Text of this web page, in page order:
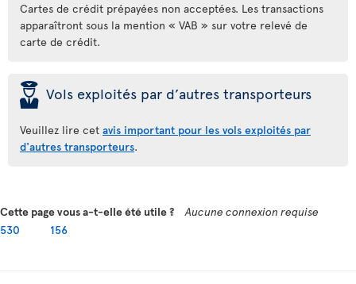
Cartes de crédit prépayées non acceptées. Les transactions
apparaîtront sous la mention « VAB » sur votre relevé de
carte de crédit.
þ Vols exploités par d’autres transporteurs
Veuillez lire cet avis important pour les vols exploités par
d'autres transporteurs.
Cette page vous a-t-elle été utile ?
Aucune connexion requise
530
156